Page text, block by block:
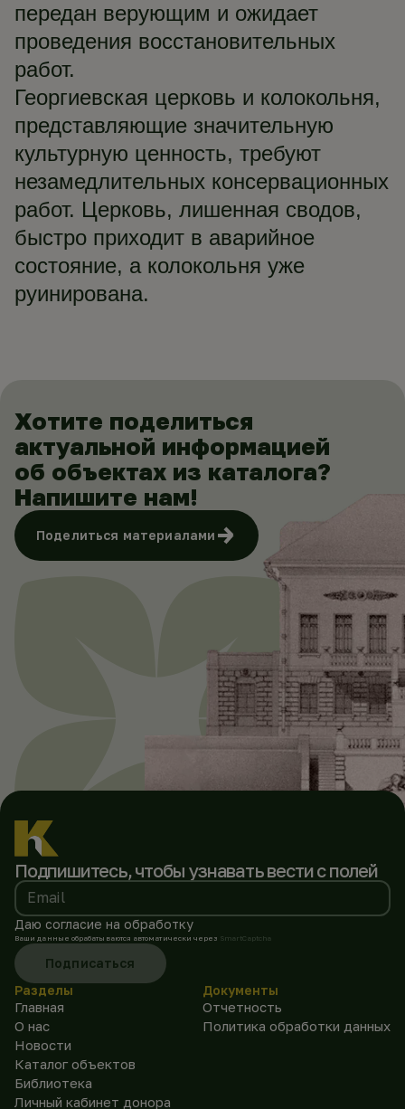
передан верующим и ожидает
проведения восстановительных
работ.
Георгиевская церковь и колокольня,
представляющие значительную
культурную ценность, требуют
незамедлительных консервационных
работ. Церковь, лишенная сводов,
быстро приходит в аварийное
состояние, а колокольня уже
руинирована.
Хотите поделиться
актуальной информацией
об объектах из каталога?
Напишите нам!
Поделиться материалами
Подпишитесь, чтобы узнавать вести с полей
Email
Даю согласие на обработку
Ваши данные обрабатываются автоматически через SmartCaptcha
Подписаться
Разделы
Главная
О нас
Новости
Каталог объектов
Библиотека
Личный кабинет донора
Документы
Отчетность
Политика обработки данных